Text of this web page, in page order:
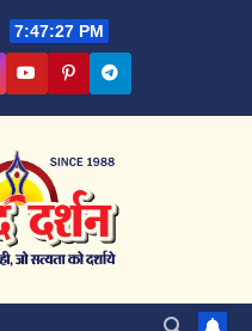
7:47:27 PM